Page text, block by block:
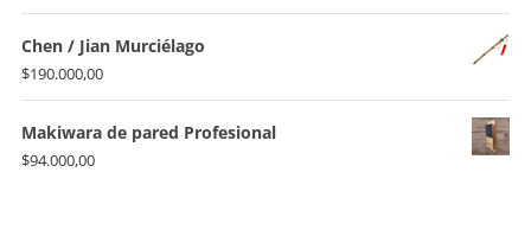
Chen / Jian Murciélago
$190.000,00
Makiwara de pared Profesional
$94.000,00